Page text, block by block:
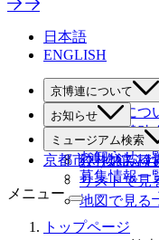
日本語
ENGLISH
京博連について
京博連につ
役員・賛助
お知らせ
すべて
お知らせ一
募集情報一
ミュージアム検索
絞り込み検
リストで見
地図で見る
京都市博物館ふ
メニュー
トップページ